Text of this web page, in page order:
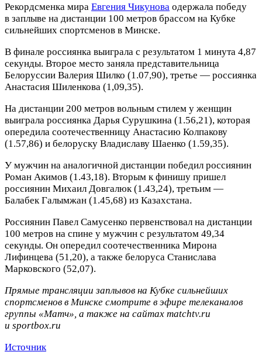
Рекордсменка мира Евгения Чикунова одержала победу
в заплыве на дистанции 100 метров брассом на Кубке
сильнейших спортсменов в Минске.
В финале россиянка выиграла с результатом 1 минута 4,87
секунды. Второе место заняла представительница
Белоруссии Валерия Шилко (1.07,90), третье — россиянка
Анастасия Шиленкова (1,09,35).
На дистанции 200 метров вольным стилем у женщин
выиграла россиянка Дарья Сурушкина (1.56,21), которая
опередила соотечественницу Анастасию Колпакову
(1.57,86) и белоруску Владиславу Шаенко (1.59,35).
У мужчин на аналогичной дистанции победил россиянин
Роман Акимов (1.43,18). Вторым к финишу пришел
россиянин Михаил Довгалюк (1.43,24), третьим —
Балабек Галымжан (1.45,68) из Казахстана.
Россиянин Павел Самусенко первенствовал на дистанции
100 метров на спине у мужчин с результатом 49,34
секунды. Он опередил соотечественника Мирона
Лифинцева (51,20), а также белоруса Станислава
Марковского (52,07).
Прямые трансляции заплывов на Кубке сильнейших
спортсменов в Минске смотрите в эфире телеканалов
группы «Матч», а также на сайтах matchtv.ru
и sportbox.ru
Источник